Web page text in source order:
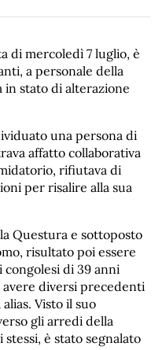
di mercoledì 7 luglio, è
a personale della
in stato di alterazione
una persona di
affatto collaborativa
rifiutava di
per risalire alla sua
Questura e sottoposto
risultato poi essere
di 39 anni
diversi precedenti
Visto il suo
gli arredi della
è stato segnalato